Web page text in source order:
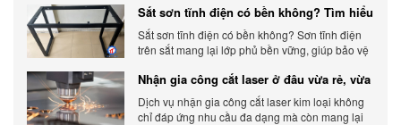
Sắt sơn tĩnh điện có bền không? Tìm hiểu
chi tiết
Sắt sơn tĩnh điện có bền không? Sơn tĩnh điện
trên sắt mang lại lớp phủ bền vững, giúp bảo vệ
động bên ngoài.
Nhận gia công cắt laser ở đâu vừa rẻ, vừa
chất lượng
Dịch vụ nhận gia công cắt laser kim loại không
chỉ đáp ứng nhu cầu đa dạng mà còn mang lại